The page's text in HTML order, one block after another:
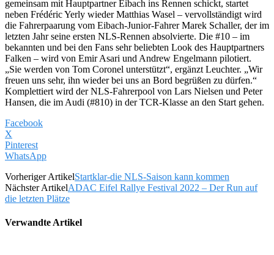
gemeinsam mit Hauptpartner Eibach ins Rennen schickt, startet
neben Frédéric Yerly wieder Matthias Wasel – vervollständigt wird
die Fahrerpaarung vom Eibach-Junior-Fahrer Marek Schaller, der im
letzten Jahr seine ersten NLS-Rennen absolvierte. Die #10 – im
bekannten und bei den Fans sehr beliebten Look des Hauptpartners
Falken – wird von Emir Asari und Andrew Engelmann pilotiert.
„Sie werden von Tom Coronel unterstützt“, ergänzt Leuchter. „Wir
freuen uns sehr, ihn wieder bei uns an Bord begrüßen zu dürfen.“
Komplettiert wird der NLS-Fahrerpool von Lars Nielsen und Peter
Hansen, die im Audi (#810) in der TCR-Klasse an den Start gehen.
Facebook
X
Pinterest
WhatsApp
Vorheriger ArtikelStartklar-die NLS-Saison kann kommen
Nächster ArtikelADAC Eifel Rallye Festival 2022 – Der Run auf
die letzten Plätze
Verwandte Artikel